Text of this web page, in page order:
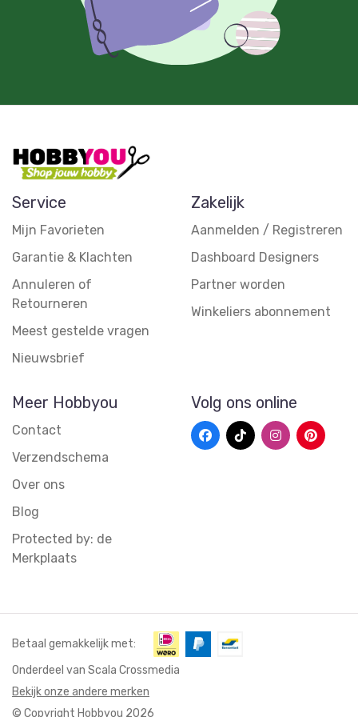
Service
Mijn Favorieten
Garantie & Klachten
Annuleren of
Retourneren
Meest gestelde vragen
Nieuwsbrief
Zakelijk
Aanmelden / Registreren
Dashboard Designers
Partner worden
Winkeliers abonnement
Meer Hobbyou
Contact
Verzendschema
Over ons
Blog
Protected by: de
Merkplaats
Volg ons online
© Copyright Hobbyou 2026
Onderdeel van Scala Crossmedia
Bekijk onze andere merken
Betaal gemakkelijk met: